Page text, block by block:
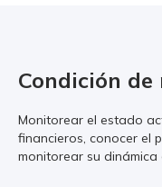
Condición de
Monitorear el estado
financieros, conocer el
monitorear su